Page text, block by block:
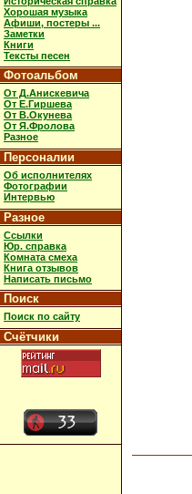
Хорошая музыка
Афиши, постеры ...
Заметки
Книги
Тексты песен
Фотоальбом
От Д.Анискевича
От Е.Гиршева
От В.Окунева
От Я.Фролова
Разное
Персоналии
Об исполнителях
Фотографии
Интервью
Разное
Ссылки
Юр. справка
Комната смеха
Книга отзывов
Написать письмо
Поиск
Поиск по сайту
Счётчики